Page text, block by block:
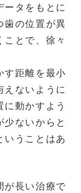
タをもとに
歯の位置が異
とで、徐々
す距離を最小
えないように
動かすよう
ないからと
いうことはあ
が長い治療で